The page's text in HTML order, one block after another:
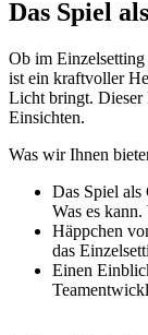
Das Spiel
Ob im
ist ein kraftvoller
Licht bringt. Dieser
Einsichten.
Was wir Ihnen
Das Spiel als
Was es kann.
Häppchen
das
Einen